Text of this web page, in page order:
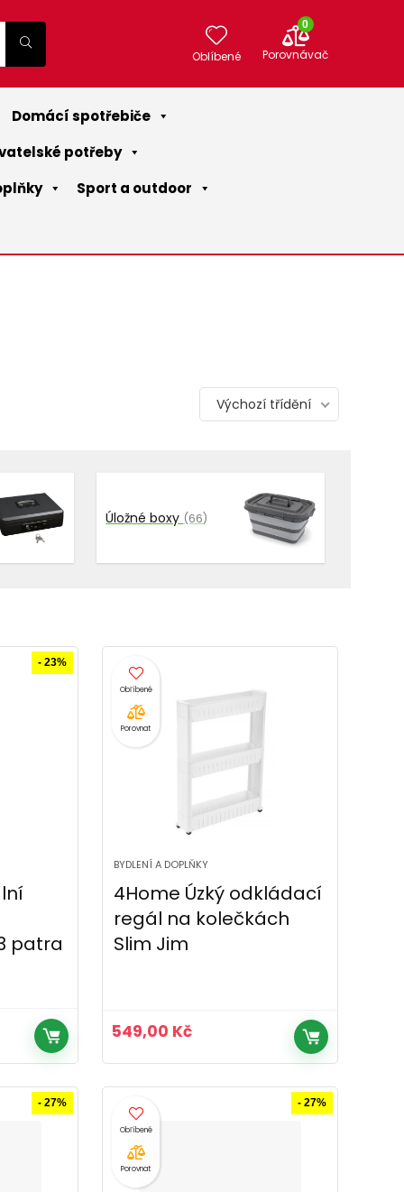
Oblíbené
0
Porovnávač
Domácí spotřebiče
potřeby
Sport a outdoor
Výchozí třídění
Úložné boxy (66)
- 23%
patra
Porovnat
BYDLENÍ A DOPLŇKY
4Home Úzký odkládací
regál na kolečkách
Slim Jim
549,00 Kč
- 27%
Porovnat
- 27%